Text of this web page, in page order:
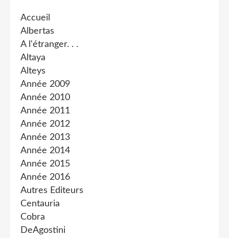
Accueil
Albertas
A l'étranger. . .
Altaya
Alteys
Année 2009
Année 2010
Année 2011
Année 2012
Année 2013
Année 2014
Année 2015
Année 2016
Autres Editeurs
Centauria
Cobra
DeAgostini